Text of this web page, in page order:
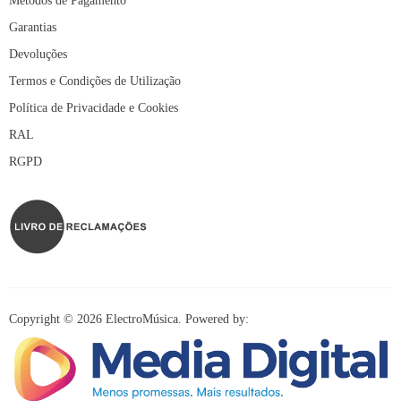
Garantias
Devoluções
Termos e Condições de Utilização
Política de Privacidade e Cookies
RAL
RGPD
Copyright © 2026 ElectroMúsica. Powered by: